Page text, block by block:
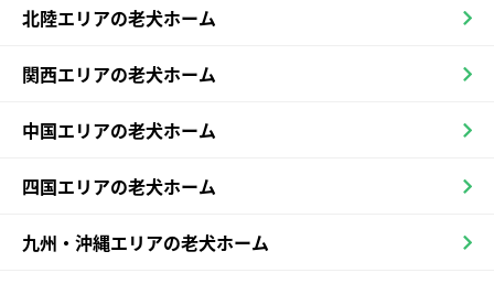
北陸エリアの老犬ホーム
関西エリアの老犬ホーム
中国エリアの老犬ホーム
四国エリアの老犬ホーム
九州・沖縄エリアの老犬ホーム